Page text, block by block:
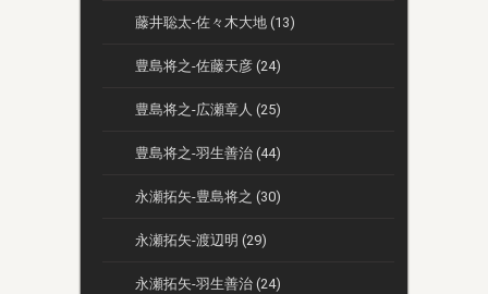
藤井聡太-佐々木大地 (13)
豊島将之-佐藤天彦 (24)
豊島将之-広瀬章人 (25)
豊島将之-羽生善治 (44)
永瀬拓矢-豊島将之 (30)
永瀬拓矢-渡辺明 (29)
永瀬拓矢-羽生善治 (24)